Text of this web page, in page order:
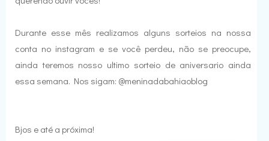
Durante esse mês realizamos alguns sorteios na nossa
conta no instagram e se você perdeu, não se preocupe,
ainda teremos nosso ultimo sorteio de aniversario ainda
essa semana. Nos sigam: @meninadabahiaoblog
Bjos e até a próxima!